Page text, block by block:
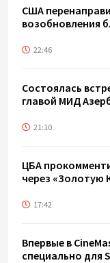
США
возобновления
22:46
Состоялась
главой МИД
21:10
ЦБА
через «Золотую
17:42
Впервые в
специально для